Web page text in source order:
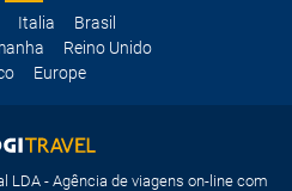
Italia
Brasil
Reino Unido
Europe
LDA - Agência de viagens on-line com